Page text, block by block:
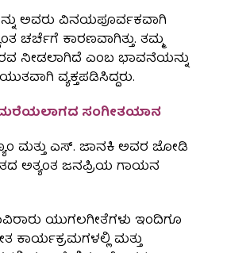
ಅವರು ವಿನಯಪೂರ್ವಕವಾಗಿ
ಚರ್ಚೆಗೆ ಕಾರಣವಾಗಿತ್ತು. ತಮ್ಮ
ನೀಡಲಾಗಿದೆ ಎಂಬ ಭಾವನೆಯನ್ನು
ವ್ಯಕ್ತಪಡಿಸಿದ್ದರು.
ಸಂಗೀತಯಾನ
ಮತ್ತು ಎಸ್. ಜಾನಕಿ ಅವರ ಜೋಡಿ
ಅತ್ಯಂತ ಜನಪ್ರಿಯ ಗಾಯನ
ಯುಗಲಗೀತೆಗಳು ಇಂದಿಗೂ
ಕಾರ್ಯಕ್ರಮಗಳಲ್ಲಿ ಮತ್ತು